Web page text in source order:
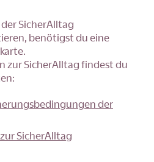
SicherAlltag
benötigst du eine
zur SicherAlltag findest du
der
SicherAlltag